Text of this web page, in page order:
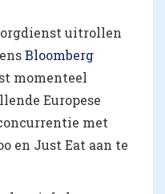
uitrollen
Bloomberg
momenteel
Europese
met
en Just Eat aan te